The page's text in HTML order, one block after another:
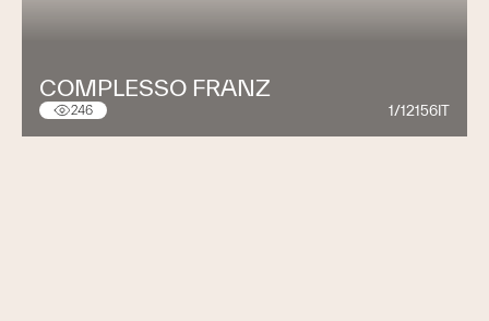
COMPLESSO FRANZ
246 1/12156IT